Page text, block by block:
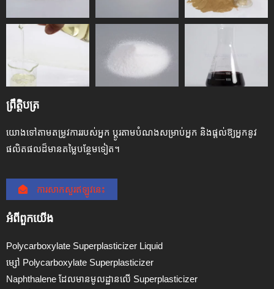
ព្រឹត្តិបត្រ
យោងទៅតាមតម្រូវការរបស់អ្នក ប្ដូរតាមបំណងសម្រាប់អ្នក និងផ្តល់ឱ្យអ្នកនូវ
ផលិតផលដ៏មានតម្លៃបន្ថែមទៀត។
ការសាកសួរឥឡូវនេះ
អំពី​ពួក​យើង
Polycarboxylate Superplasticizer Liquid
ម្សៅ Polycarboxylate Superplasticizer
Naphthalene ដែលមានមូលដ្ឋានលើ Superplasticizer